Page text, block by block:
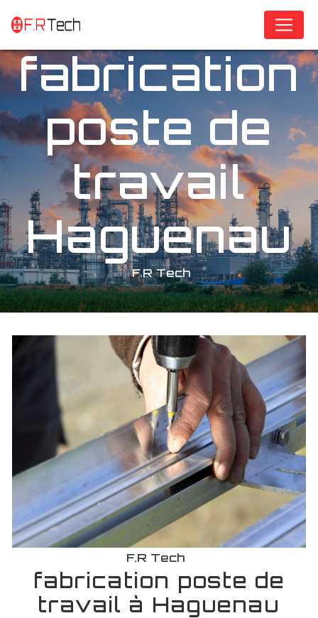
fabrication
poste de
travail
Haguenau
F.R Tech
F.R Tech
fabrication poste de
travail à Haguenau